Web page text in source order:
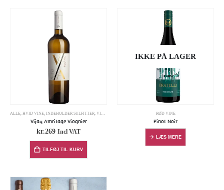
ALLE, HVID VINE, INDEHOLDER SULFITTER, VIOGNIER
Vijay Amritage Viognier
kr.269 Incl VAT
TILFØJ TIL KURV
IKKE PÅ LAGER
RØD VINE
Pinot Noir
LÆS MERE